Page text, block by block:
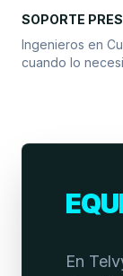
SOPORTE
Ingenieros en
cuando lo
En